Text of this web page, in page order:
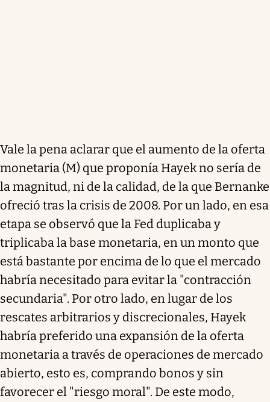
Vale la pena aclarar que el aumento de la oferta
monetaria (M) que proponía Hayek no sería de
la magnitud, ni de la calidad, de la que Bernanke
ofreció tras la crisis de 2008. Por un lado, en esa
etapa se observó que la Fed duplicaba y
triplicaba la base monetaria, en un monto que
está bastante por encima de lo que el mercado
habría necesitado para evitar la "contracción
secundaria". Por otro lado, en lugar de los
rescates arbitrarios y discrecionales, Hayek
habría preferido una expansión de la oferta
monetaria a través de operaciones de mercado
abierto, esto es, comprando bonos y sin
favorecer el "riesgo moral". De este modo,